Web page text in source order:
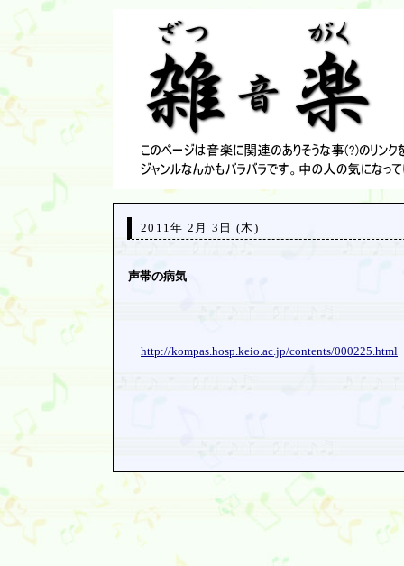
2011年 2月 3日 (木)
声帯の病気
http://kompas.hosp.keio.ac.jp/contents/000225.html